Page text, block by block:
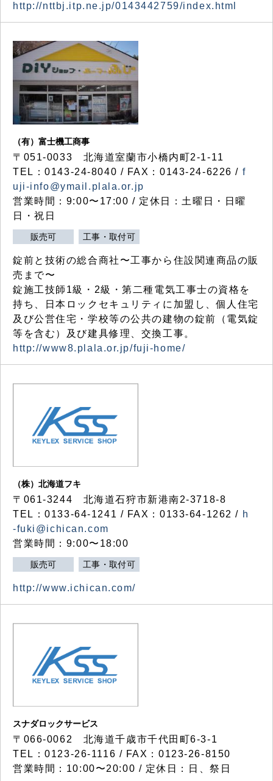
http://nttbj.itp.ne.jp/0143442759/index.html
（有）富士機工商事
〒051-0033 北海道室蘭市小橋内町2-1-11
TEL：0143-24-8040 / FAX：0143-24-6226 / f
uji-info@ymail.plala.or.jp
営業時間：9:00〜17:00 / 定休日：土曜日・日曜
日・祝日
販売可 工事・取付可
錠前と技術の総合商社〜工事から住設関連商品の販
売まで〜
錠施工技師1級・2級・第二種電気工事士の資格を
持ち、日本ロックセキュリティに加盟し、個人住宅
及び公営住宅・学校等の公共の建物の錠前（電気錠
等を含む）及び建具修理、交換工事。
http://www8.plala.or.jp/fuji-home/
（株）北海道フキ
〒061-3244 北海道石狩市新港南2-3718-8
TEL：0133-64-1241 / FAX：0133-64-1262 / h
-fuki@ichican.com
営業時間：9:00〜18:00
販売可 工事・取付可
http://www.ichican.com/
スナダロックサービス
〒066-0062 北海道千歳市千代田町6-3-1
TEL：0123-26-1116 / FAX：0123-26-8150
営業時間：10:00〜20:00 / 定休日：日、祭日